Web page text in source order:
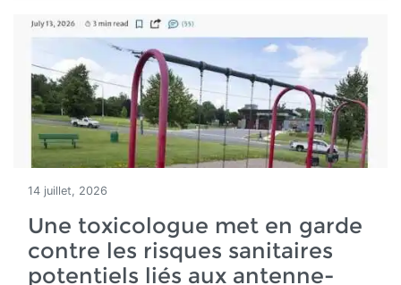
14 juillet, 2026
Une toxicologue met en garde
contre les risques sanitaires
potentiels liés aux antenne-